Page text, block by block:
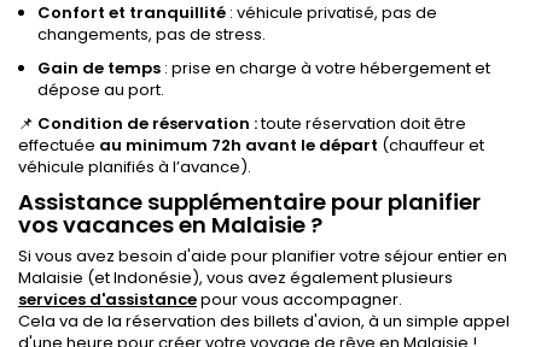
Confort et tranquillité : véhicule privatisé, pas de
changements, pas de stress.
Gain de temps : prise en charge à votre hébergement et
dépose au port.
📌 Condition de réservation :toute réservation doit être
effectuée au minimum 72h avant le départ (chauffeur et
véhicule planifiés à l’avance).
Assistance supplémentaire pour planifier
vos vacances en Malaisie ?
Si vous avez besoin d'aide pour planifier votre séjour entier en
Malaisie (et Indonésie), vous avez également plusieurs
services d'assistancepour vous accompagner.
Cela va de la réservation des billets d'avion, à un simple appel